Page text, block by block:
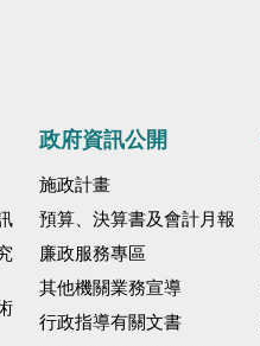
政府資訊公開
施政計畫
預算、決算書及會計月報
廉政服務專區
其他機關業務宣導
行政指導有關文書